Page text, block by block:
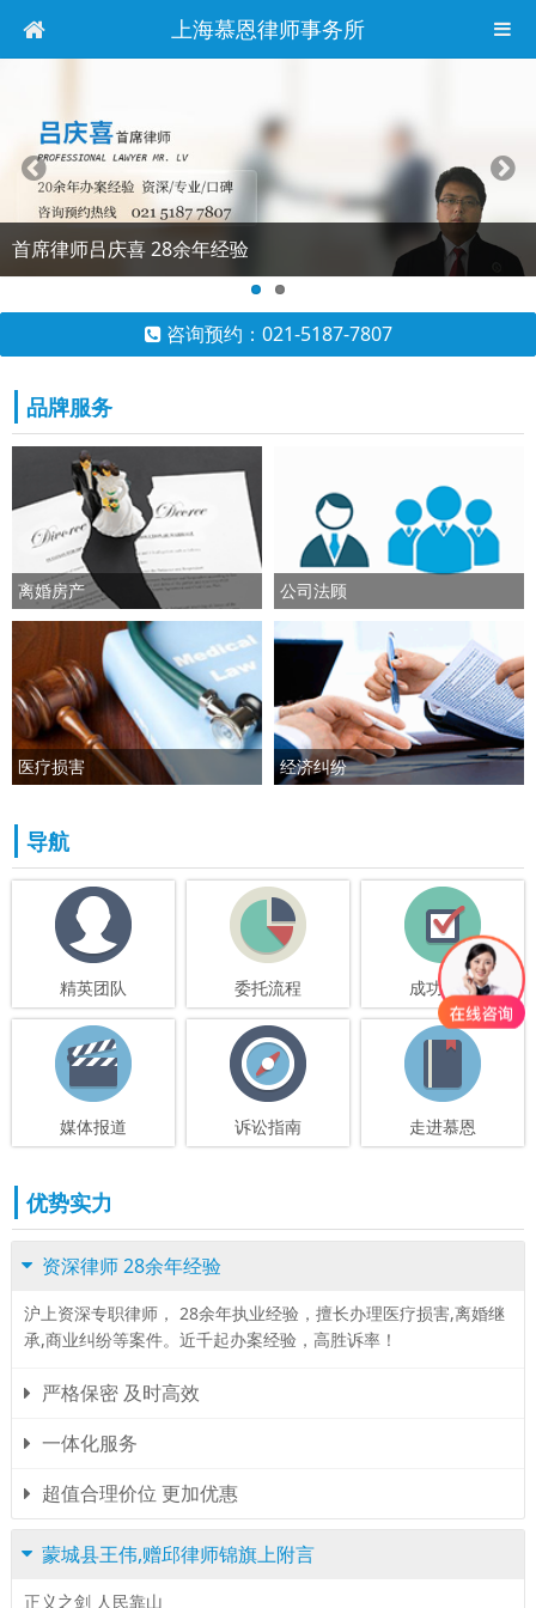
上海慕恩律师事务所
首席律师吕庆喜 28余年经验
咨询预约：021-5187-7807
品牌服务
离婚房产 公司法顾
医疗损害 经济纠纷
导航
精英团队 委托流程 成功案例
媒体报道 诉讼指南 走进慕恩
优势实力
资深律师 28余年经验
沪上资深专职律师， 28余年执业经验，擅长办理医疗损害,离婚继
承,商业纠纷等案件。近千起办案经验，高胜诉率！
严格保密 及时高效
一体化服务
超值合理价位 更加优惠
蒙城县王伟,赠邱律师锦旗上附言
正义之剑 人民靠山